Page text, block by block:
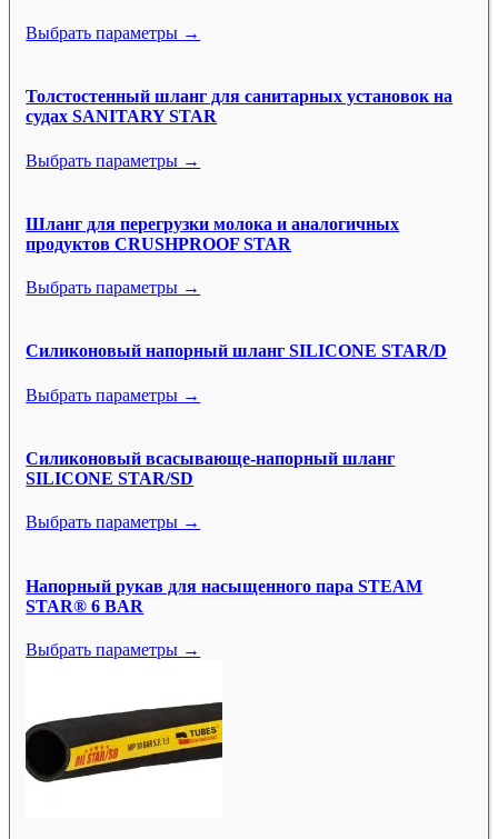
Выбрать параметры →
Толстостенный шланг для санитарных установок на
судах SANITARY STAR
Выбрать параметры →
Шланг для перегрузки молока и аналогичных
продуктов CRUSHPROOF STAR
Выбрать параметры →
Силиконовый напорный шланг SILICONE STAR/D
Выбрать параметры →
Силиконовый всасывающе-напорный шланг
SILICONE STAR/SD
Выбрать параметры →
Напорный рукав для насыщенного пара STEAM
STAR® 6 BAR
Выбрать параметры →